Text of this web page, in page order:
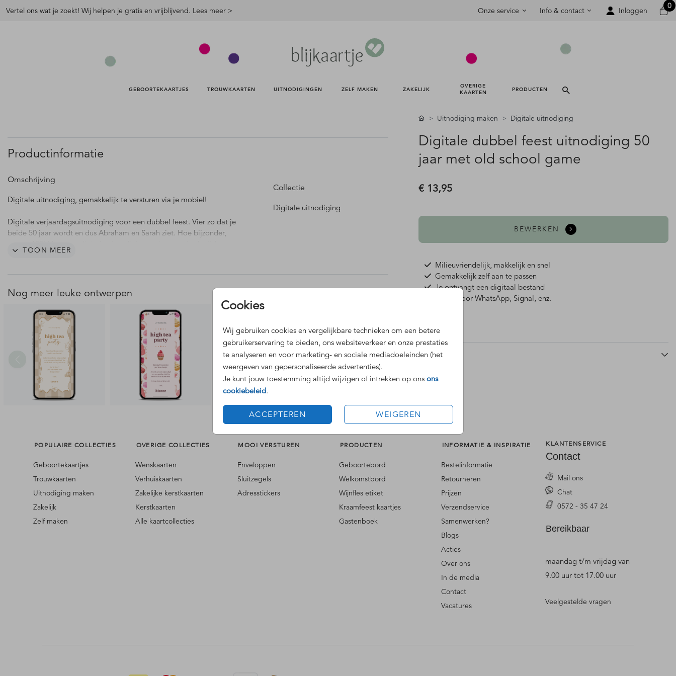
Vertel ons wat je zoekt! Wij helpen je gratis en vrijblijvend. Lees meer > Onze service Info & contact Inloggen
0
GEBOORTEKAARTJES TROUWKAARTEN UITNODIGINGEN ZELF MAKEN ZAKELIJK
OVERIGE
KAARTEN
PRODUCTEN
Cookies
Wij gebruiken cookies en vergelijkbare technieken om een betere
gebruikerservaring te bieden, ons websiteverkeer en onze prestaties
te analyseren en voor marketing- en sociale mediadoeleinden (het
weergeven van gepersonaliseerde advertenties).
Je kunt jouw toestemming altijd wijzigen of intrekken op ons ons
cookiebeleid.
ACCEPTEREN WEIGEREN
Productinformatie
Omschrijving
Digitale uitnodiging, gemakkelijk te versturen via je mobiel!
Digitale verjaardagsuitnodiging voor een dubbel feest. Vier zo dat je
beide 50 jaar wordt en dus Abraham en Sarah ziet. Hoe bijzonder,
1976 om old skool te gamen op de vierkante televisie.
afbeeldingen. De bestelling wordt automatisch als digitale versie
verwerkt. Je hoeft verder niets te selecteren. Binnen één werkdag sturen
we je het gepersonaliseerde bestand – zonder watermerk logo – als
PNG bestand (formaat: 1080 × 2400 px) via de mail. Hulp nodig bij het
ontwerpen? Neem
Voordelen van een digitale kaart:
- Digitaal verstuurd en binnen één werkdag binnen via de mail
- Je ontvangt een PNG-bestand, ideaal voor WhatsApp, e-mail of social
- Goed leesbaar op mobiel
TOON MEER
Collectie
Digitale uitnodiging
Nog meer leuke ontwerpen
Uitnodiging maken Digitale uitnodiging
Digitale dubbel feest uitnodiging 50
jaar met old school game
€ 13,95
BEWERKEN
Milieuvriendelijk, makkelijk en snel
Gemakkelijk zelf aan te passen
Je ontvangt een digitaal bestand
Ideaal voor WhatsApp, Signal, enz.
Prijzen
POPULAIRE COLLECTIES
Geboortekaartjes
Trouwkaarten
Uitnodiging maken
Zakelijk
Zelf maken
OVERIGE COLLECTIES
Wenskaarten
Verhuiskaarten
Zakelijke kerstkaarten
Kerstkaarten
Alle kaartcollecties
MOOI VERSTUREN
Enveloppen
Sluitzegels
Adresstickers
PRODUCTEN
Geboortebord
Welkomstbord
Wijnfles etiket
Kraamfeest kaartjes
Gastenboek
INFORMATIE & INSPIRATIE
Bestelinformatie
Retourneren
Prijzen
Verzendservice
Samenwerken?
Blogs
Acties
Over ons
In de media
Contact
Vacatures
KLANTENSERVICE
Contact
Mail ons
Chat
0572 - 35 47 24
Bereikbaar
maandag t/m vrijdag van
9.00 uur tot 17.00 uur
Veelgestelde vragen